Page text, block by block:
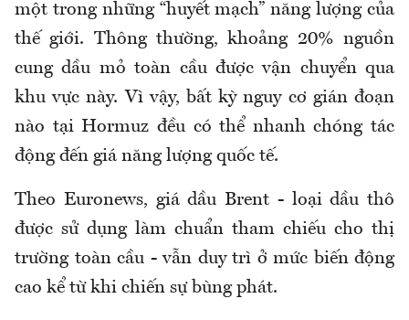
một trong những “huyết mạch” năng lượng của
thế giới. Thông thường, khoảng 20% nguồn
cung dầu mỏ toàn cầu được vận chuyển qua
khu vực này. Vì vậy, bất kỳ nguy cơ gián đoạn
nào tại Hormuz đều có thể nhanh chóng tác
động đến giá năng lượng quốc tế.
Theo Euronews, giá dầu Brent - loại dầu thô
được sử dụng làm chuẩn tham chiếu cho thị
trường toàn cầu - vẫn duy trì ở mức biến động
cao kể từ khi chiến sự bùng phát.